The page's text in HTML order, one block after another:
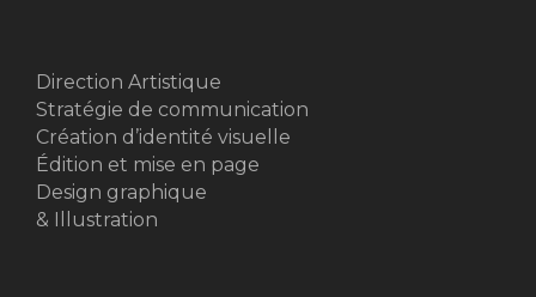
Direction Artistique
Stratégie de communication
Création d’identité visuelle
Édition et mise en page
Design graphique
& Illustration